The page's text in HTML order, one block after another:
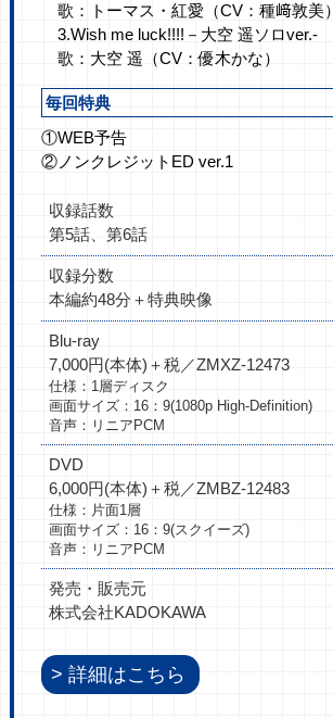
歌：トーマス・紅愛（CV：種﨑敦美）
3.Wish me luck!!!!－大空 遥ソロver.-
歌：大空 遥（CV：優木かな）
毎回特典
①WEB予告
②ノンクレジットED ver.1
収録話数
第5話、第6話
収録分数
本編約48分＋特典映像
Blu-ray
7,000円(本体)＋税／ZMXZ-12473
仕様：1層ディスク
画面サイズ：16：9(1080p High-Definition)
音声：リニアPCM
DVD
6,000円(本体)＋税／ZMBZ-12483
仕様：片面1層
画面サイズ：16：9(スクイーズ)
音声：リニアPCM
発売・販売元
株式会社KADOKAWA
詳細はこちら